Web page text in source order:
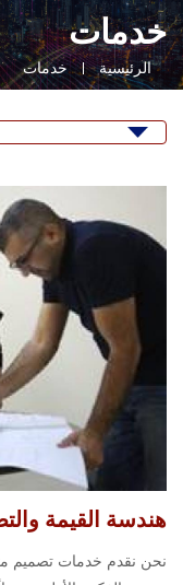
خدمات
الرئيسية خدمات
هندسة القيمة
نحن نقدم خدمات تصميم